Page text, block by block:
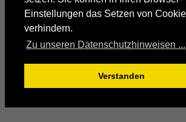
Einstellungen das Setzen von
verhindern.
Zu unseren Datenschutzhinweisen ...
Verstanden